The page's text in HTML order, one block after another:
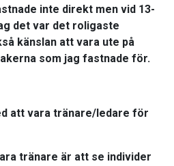
inte direkt men vid 13-
det var det roligaste
känslan att vara ute på
som jag fastnade för.
att vara tränare/ledare för
tränare är att se individer